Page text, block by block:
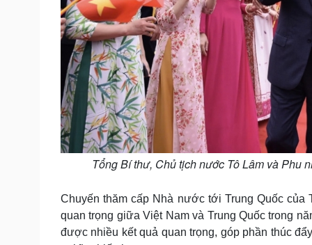
Tổng Bí thư, Chủ tịch nước Tô Lâm và Phu
Chuyến thăm cấp Nhà nước tới Trung Quốc
quan trọng giữa Việt Nam và Trung Quốc trong
được nhiều kết quả quan trọng, góp phần thúc